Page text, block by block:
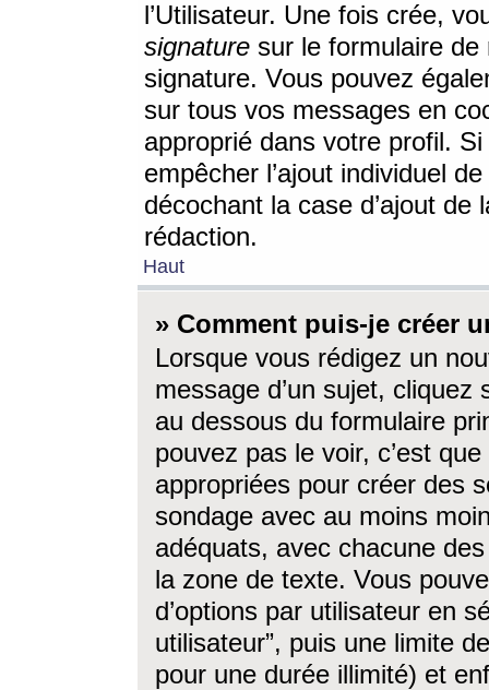
l’Utilisateur. Une fois crée,
signature sur le formulaire de
signature. Vous pouvez
sur tous vos messages en
approprié dans votre profil.
empêcher l’ajout individuel
décochant la case d’ajout
rédaction.
Haut
» Comment puis-je créer
Lorsque vous rédigez un
message d’un sujet, cliquez
au dessous du formulaire
pouvez pas le voir, c’est
appropriées pour créer des
sondage avec au moins
adéquats, avec chacune
la zone de texte. Vous
d’options par utilisateur en
utilisateur”, puis une limite
pour une durée illimité) et